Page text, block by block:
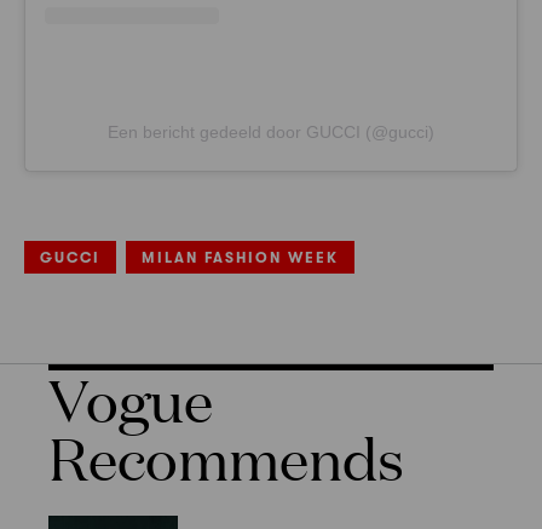
Een bericht gedeeld door GUCCI (@gucci)
GUCCI MILAN FASHION WEEK
Vogue
Recommends